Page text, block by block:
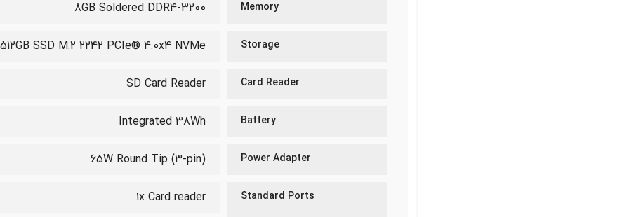
Memory
8GB Soldered DDR4-3200
Storage
512GB SSD M.2 2242 PCIe® 4.0x4 NVMe®
Card Reader
SD Card Reader
Battery
Integrated 38Wh
Power Adapter
65W Round Tip (3-pin)
Standard Ports
1x Card reader